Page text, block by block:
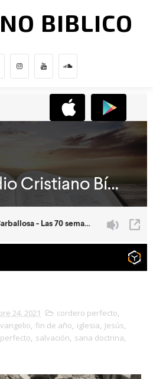
BIBLICO
24, 2021 cordero perfecto,
, fin de año, iglesia, Jesús,
, salvación, sana doctrina,